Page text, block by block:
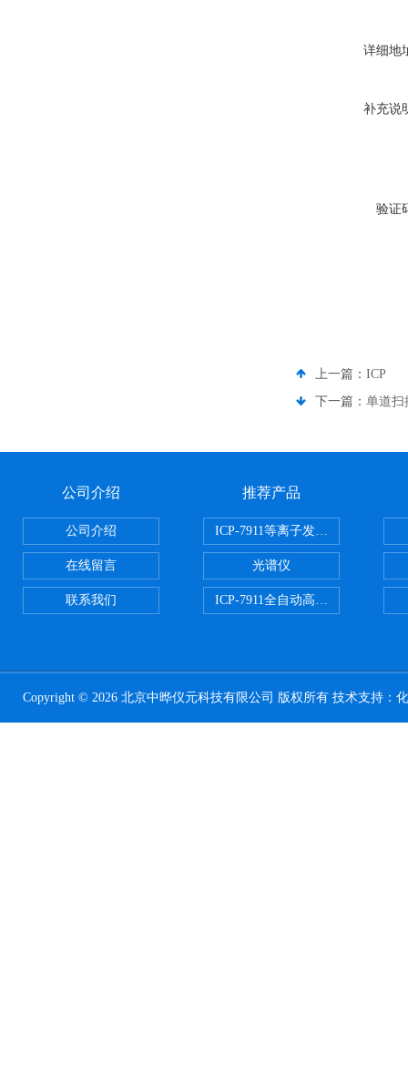
详细地
补充说
验证
上一篇： ICP
下一篇： 单道扫
公司介绍
公司介绍
在线留言
联系我们
推荐产品
ICP-7911等离子发射光谱
光谱仪
ICP-7911全自动高压开关电源供
Copyright © 2026 北京中晔仪元科技有限公司 版权所有 技术支持：